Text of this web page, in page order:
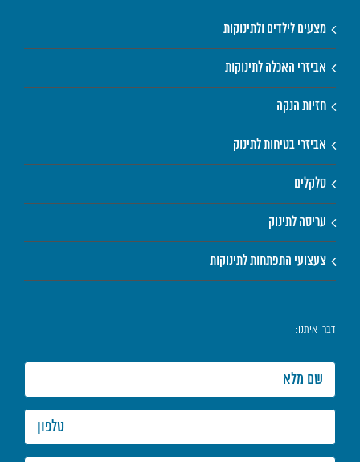
מצעים לילדים ולתינוקות
אביזרי האכלה לתינוקות
חזיות הנקה
אביזרי בטיחות לתינוק
סלקלים
עריסה לתינוק
צעצועי התפתחות לתינוקות
דברו איתנו: